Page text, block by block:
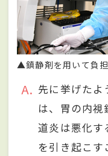
▲鎮静剤を用いて負
A
先に挙げたよ
は、胃の内
道炎は悪化す
を引き起こす